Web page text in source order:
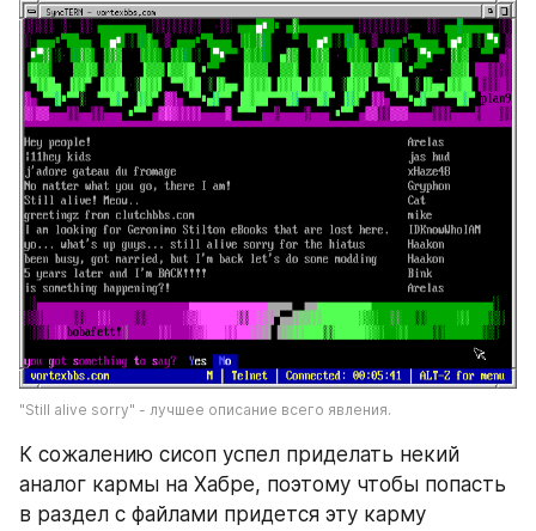
"Still alive sorry" - лучшее описание всего явления.
К сожалению сисоп успел приделать некий
аналог кармы на Хабре, поэтому чтобы попасть
в раздел с файлами придется эту карму